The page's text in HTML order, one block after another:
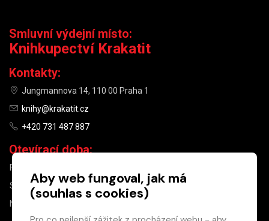
Smluvní výdejní místo:
Knihkupectví Krakatit
Kontakty:
Jungmannova 14, 110 00 Praha 1
knihy@krakatit.cz
+420 731 487 887
Otevírací doba:
PO–PÁ
SO
10:00–13:00
NE
Aby web fungoval, jak má
(souhlas s cookies)